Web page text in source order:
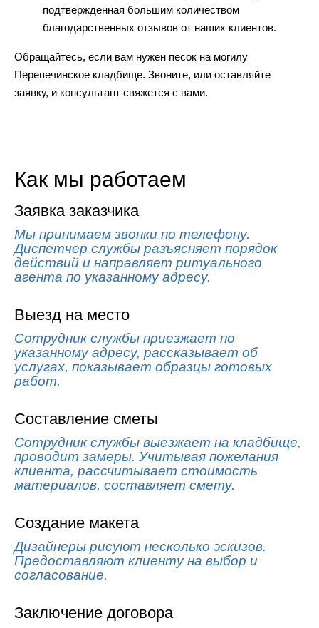
подтвержденная большим количеством
благодарственных отзывов от наших клиентов.
Обращайтесь, если вам нужен песок на могилу
Перепечинское кладбище. Звоните, или оставляйте
заявку, и консультант свяжется с вами.
Как мы работаем
Заявка заказчика
Мы принимаем звонки по телефону.
Диспетчер службы разъясняет порядок
действий и направляет ритуального
агента по указанному адресу.
Выезд на место
Сотрудник службы приезжает по
указанному адресу, рассказывает об
услугах, показывает образцы готовых
работ.
Составление сметы
Сотрудник службы выезжает на кладбище,
проводит замеры. Учитывая пожелания
клиента, рассчитывает стоимость
материалов, составляет смету.
Создание макета
Дизайнеры рисуют несколько эскизов.
Предоставляют клиенту на выбор и
согласование.
Заключение договора